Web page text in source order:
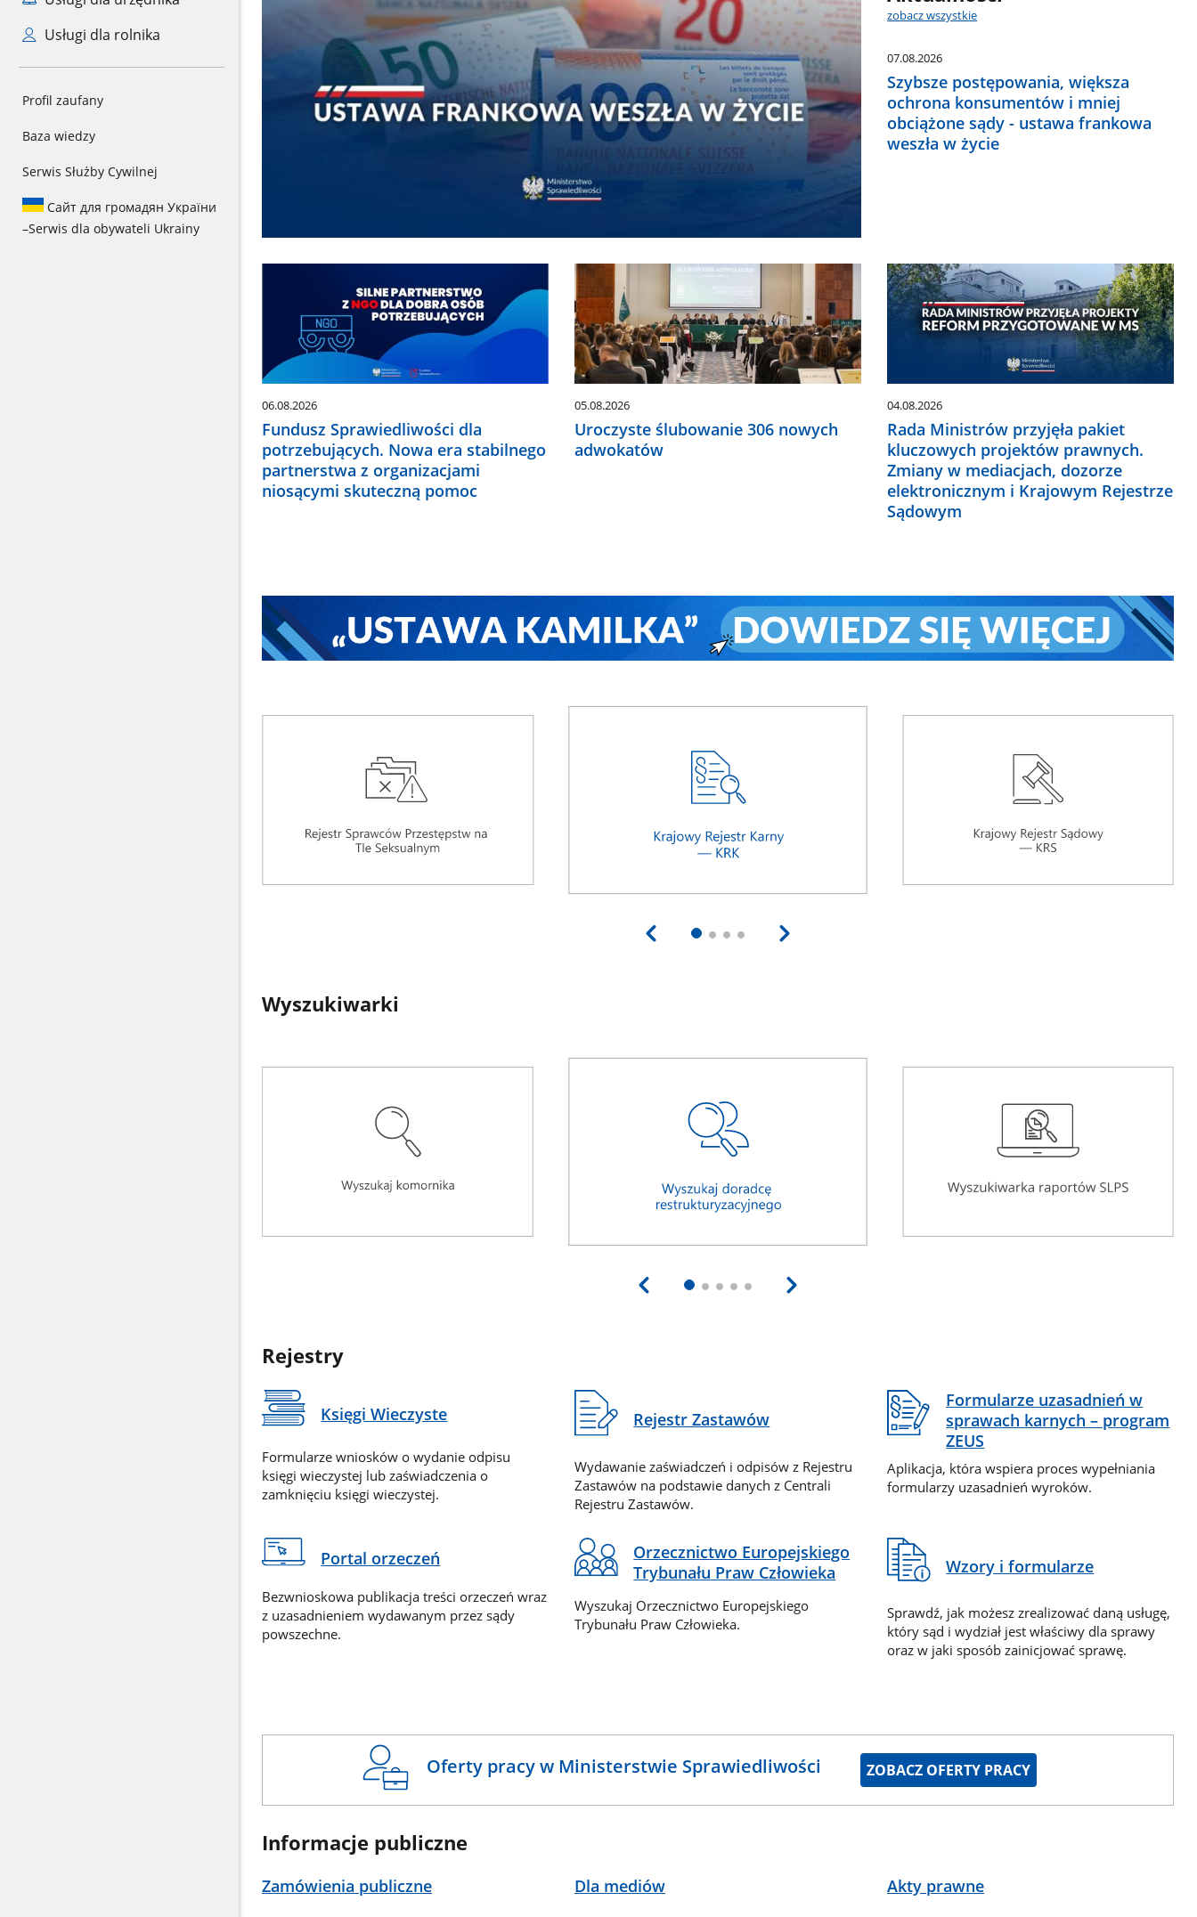
Usługi dla rolnika
Profil zaufany
Baza wiedzy
Serwis Służby Cywilnej
Сайт для громадян України
–Serwis dla obywateli Ukrainy
zobacz wszystkie
07.08.2026
Szybsze postępowania, większa
ochrona konsumentów i mniej
obciążone sądy - ustawa frankowa
weszła w życie
06.08.2026
Fundusz Sprawiedliwości dla
potrzebujących. Nowa era stabilnego
partnerstwa z organizacjami
niosącymi skuteczną pomoc
05.08.2026
Uroczyste ślubowanie 306 nowych
adwokatów
04.08.2026
Rada Ministrów przyjęła pakiet
kluczowych projektów prawnych.
Zmiany w mediacjach, dozorze
elektronicznym i Krajowym Rejestrze
Sądowym
Wyszukiwarki
Rejestry
Księgi Wieczyste
Formularze wniosków o wydanie odpisu
księgi wieczystej lub zaświadczenia o
zamknięciu księgi wieczystej.
Rejestr Zastawów
Wydawanie zaświadczeń i odpisów z Rejestru
Zastawów na podstawie danych z Centrali
Rejestru Zastawów.
Formularze uzasadnień w
sprawach karnych – program
ZEUS
Aplikacja, która wspiera proces wypełniania
formularzy uzasadnień wyroków.
Portal orzeczeń
Bezwnioskowa publikacja treści orzeczeń wraz
z uzasadnieniem wydawanym przez sądy
powszechne.
Orzecznictwo Europejskiego
Trybunału Praw Człowieka
Wyszukaj Orzecznictwo Europejskiego
Trybunału Praw Człowieka.
Wzory i formularze
Sprawdź, jak możesz zrealizować daną usługę,
który sąd i wydział jest właściwy dla sprawy
oraz w jaki sposób zainicjować sprawę.
Oferty pracy w Ministerstwie Sprawiedliwości ZOBACZ OFERTY PRACY
Informacje publiczne
Zamówienia publiczne Dla mediów Akty prawne